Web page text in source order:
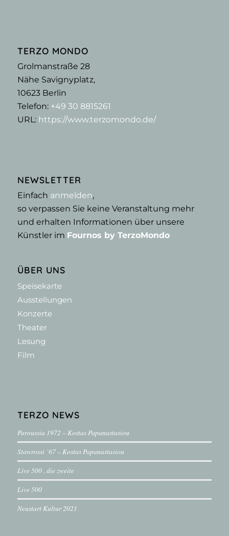
TERZO MONDO
Grolmanstraße 28
Nähe Savignyplatz,
10623Berlin
Telefon: +49 30 8815261
URL: https://www.terzomondo.de/
NEWSLETTER
Einfach anmelden,
so verpassen Sie keine Veranstaltung mehr
und erhalten Informationen über unsere
Künstler im Fournos by TerzoMondo
ÜBER UNS
Speisekarte
Ausstellungen
Konzerte
Theater
Lesung
Film
TERZO NEWS
Paroussia 1972 – Kostas Papanastasiou
Stawrossi ´67 – Kostas Papanastasiou
Live 500 , die zweite
Live 500
Neustart Kultur 2021